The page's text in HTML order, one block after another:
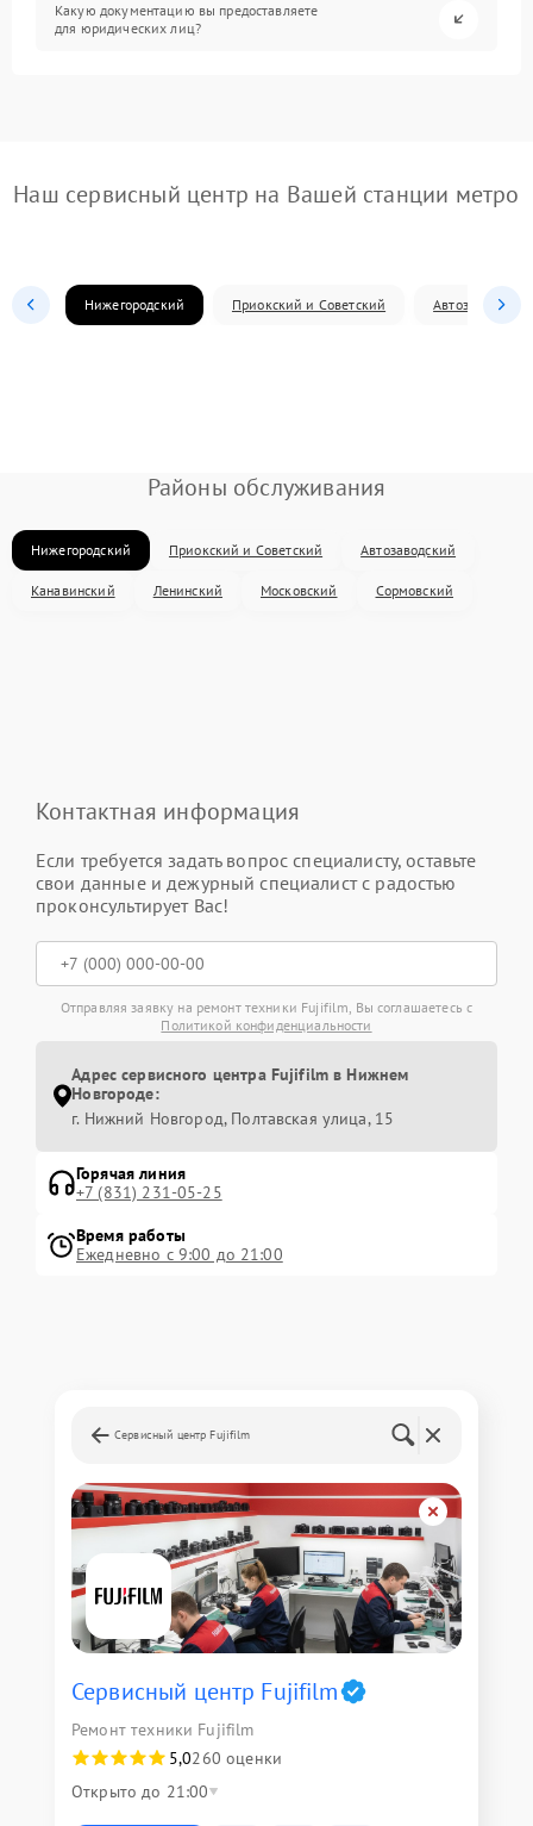
Какую документацию вы предоставляете
для юридических лиц?
Наш сервисный центр на Вашей станции метро
Нижегородский Приокский и Советский Автозаводский
Районы обслуживания
Нижегородский Приокский и Советский Автозаводский
Канавинский Ленинский Московский Сормовский
Контактная информация
Если требуется задать вопрос специалисту, оставьте
свои данные и дежурный специалист с радостью
проконсультирует Вас!
Отправляя заявку на ремонт техники Fujifilm, Вы соглашаетесь с
Политикой конфиденциальности
Адрес сервисного центра Fujifilm в Нижнем
Новгороде:
г. Нижний Новгород, Полтавская улица, 15
Горячая линия
+7 (831) 231-05-25
Время работы
Ежедневно с 9:00 до 21:00
Сервисный центр Fujifilm
Сервисный центр Fujifilm
Ремонт техники Fujifilm
5,0260 оценки
Открыто до 21:00